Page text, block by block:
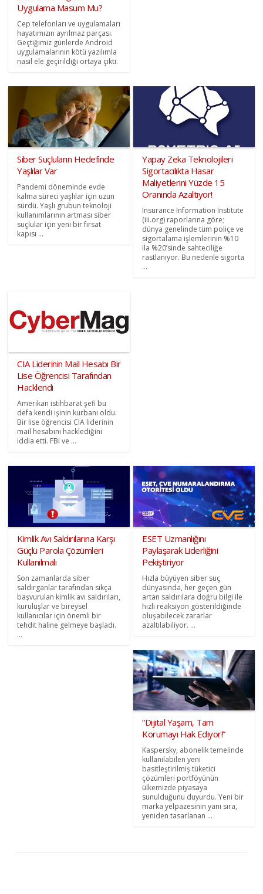
Uygulama Masum Mu?
Cep telefonları ve uygulamaları
hayatımızın ayrılmaz parçası.
Geçtiğimiz günlerde Android
uygulamalarının kötü yazılımla
nasıl ele geçirildiği ortaya çıktı.
Siber Suçluların Hedefinde
Yaşlılar Var
Pandemi döneminde evde
kalma süreci yaşlılar için uzun
sürdü. Yaşlı grubun teknoloji
kullanımlarının artması siber
suçlular için yeni bir fırsat
kapısı ...
Yapay Zeka Teknolojileri
Sigortacılıkta Hasar
Maliyetlerini Yüzde 15
Oranında Azaltıyor!
Insurance Information Institute
(iii.org) raporlarına göre;
dünya genelinde tüm poliçe ve
sigortalama işlemlerinin %10
ila %20’sinde sahteciliğe
rastlanıyor. Bu nedenle sigorta
...
CIA Liderinin Mail Hesabı Bir
Lise Öğrencisi Tarafından
Hacklendi
Amerikan istihbarat şefi bu
defa kendi işinin kurbanı oldu.
Bir lise öğrencisi CIA liderinin
mail hesabını hacklediğini
iddia etti. FBI ve ...
Kimlik Avı Saldırılarına Karşı
Güçlü Parola Çözümleri
Kullanılmalı
Son zamanlarda siber
saldırganlar tarafından sıkça
başvurulan kimlik avı saldırıları,
kuruluşlar ve bireysel
kullanıcılar için önemli bir
tehdit haline gelmeye başladı.
...
ESET Uzmanlığını
Paylaşarak Liderliğini
Pekiştiriyor
Hızla büyüyen siber suç
dünyasında, her geçen gün
artan saldırılara doğru bilgi ile
hızlı reaksiyon gösterildiğinde
oluşabilecek zararlar
azaltılabiliyor. ...
“Dijital Yaşam, Tam
Korumayı Hak Ediyor!”
Kaspersky, abonelik temelinde
kullanılabilen yeni
basitleştirilmiş tüketici
çözümleri portföyünün
ülkemizde piyasaya
sunulduğunu duyurdu. Yeni bir
marka yelpazesinin yanı sıra,
yeniden tasarlanan ...